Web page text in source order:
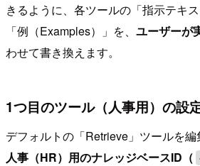
きるように、各ツールの「指示テキ
「例（Examples）」を、 ユーザーが
わせて書き換えます。
1つ目のツール（人事用）の設
デフォルトの「Retrieve」ツールを
人事（HR）用のナレッジベースID（